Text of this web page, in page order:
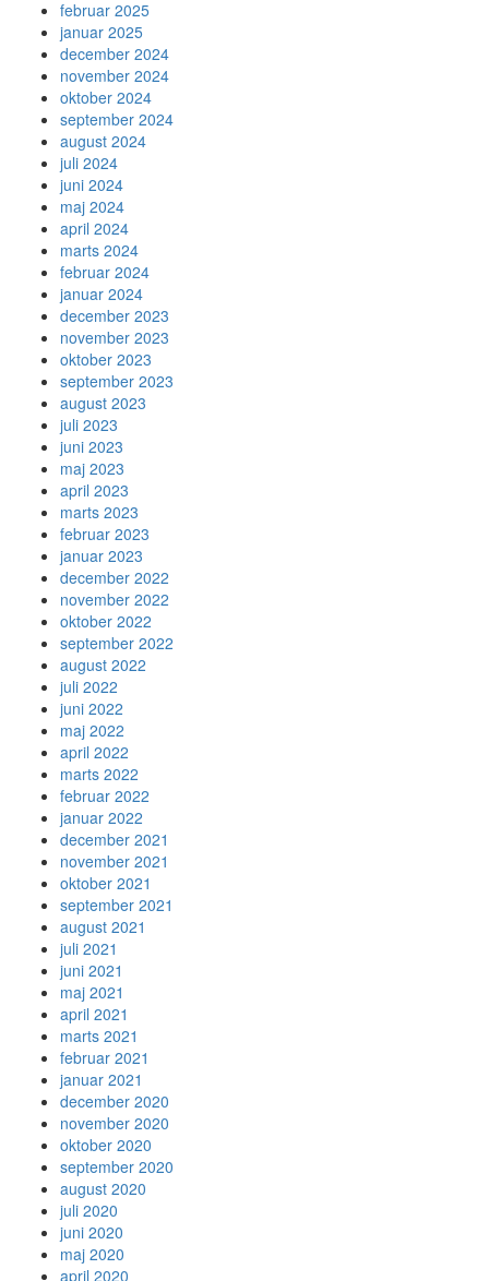
februar 2025
januar 2025
december 2024
november 2024
oktober 2024
september 2024
august 2024
juli 2024
juni 2024
maj 2024
april 2024
marts 2024
februar 2024
januar 2024
december 2023
november 2023
oktober 2023
september 2023
august 2023
juli 2023
juni 2023
maj 2023
april 2023
marts 2023
februar 2023
januar 2023
december 2022
november 2022
oktober 2022
september 2022
august 2022
juli 2022
juni 2022
maj 2022
april 2022
marts 2022
februar 2022
januar 2022
december 2021
november 2021
oktober 2021
september 2021
august 2021
juli 2021
juni 2021
maj 2021
april 2021
marts 2021
februar 2021
januar 2021
december 2020
november 2020
oktober 2020
september 2020
august 2020
juli 2020
juni 2020
maj 2020
april 2020